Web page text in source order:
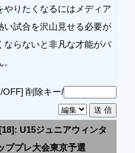
やりたくなるにはメディア
い試合を沢山見せる必要が
ならないと非凡な才能がバ
OFF] 削除キー/
U15ジュニアウィンタ
ププレ大会東京予選